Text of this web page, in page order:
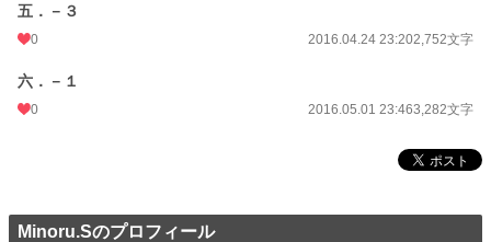
五．－３
0 2016.04.24 23:202,752文字
六．－１
0 2016.05.01 23:463,282文字
Minoru.Sのプロフィール